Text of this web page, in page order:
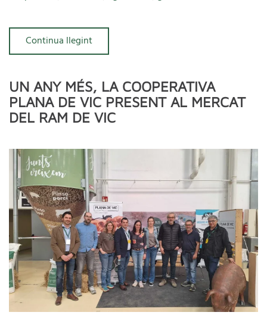
Continua llegint
UN ANY MÉS, LA COOPERATIVA
PLANA DE VIC PRESENT AL MERCAT
DEL RAM DE VIC